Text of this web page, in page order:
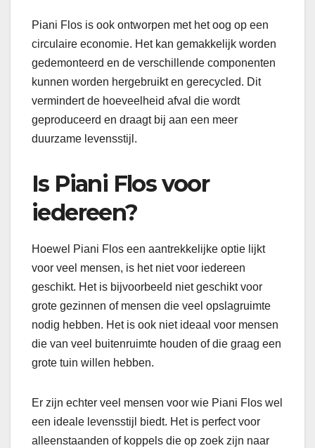
Piani Flos is ook ontworpen met het oog op een
circulaire economie. Het kan gemakkelijk worden
gedemonteerd en de verschillende componenten
kunnen worden hergebruikt en gerecycled. Dit
vermindert de hoeveelheid afval die wordt
geproduceerd en draagt bij aan een meer
duurzame levensstijl.
Is Piani Flos voor
iedereen?
Hoewel Piani Flos een aantrekkelijke optie lijkt
voor veel mensen, is het niet voor iedereen
geschikt. Het is bijvoorbeeld niet geschikt voor
grote gezinnen of mensen die veel opslagruimte
nodig hebben. Het is ook niet ideaal voor mensen
die van veel buitenruimte houden of die graag een
grote tuin willen hebben.
Er zijn echter veel mensen voor wie Piani Flos wel
een ideale levensstijl biedt. Het is perfect voor
alleenstaanden of koppels die op zoek zijn naar